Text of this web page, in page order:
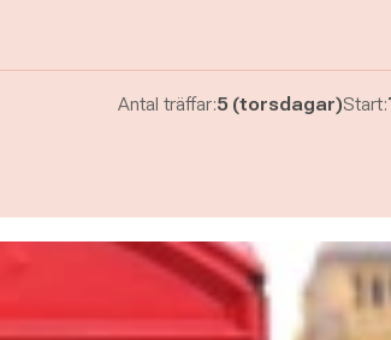
Antal träffar:5 (torsdagar)Start: